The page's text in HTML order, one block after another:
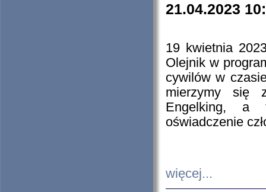
21.04.2023
19 kwietnia
Olejnik w
cywilów w
mierzymy się
Engelking, a
oświadczenie
więcej...